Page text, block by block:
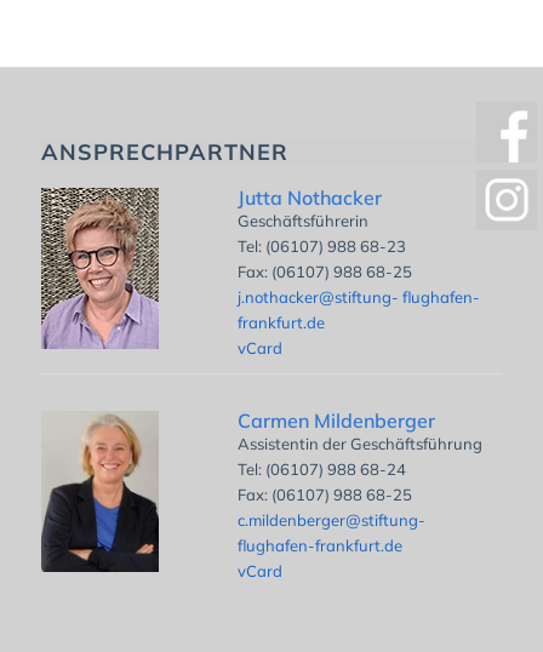
ANSPRECHPARTNER
Jutta Nothacker
Geschäftsführerin
Tel: (06107) 988 68-23
Fax: (06107) 988 68-25
j.nothacker@stiftung- flughafen-
frankfurt.de
vCard
Carmen Mildenberger
Assistentin der Geschäftsführung
Tel: (06107) 988 68-24
Fax: (06107) 988 68-25
c.mildenberger@stiftung-
flughafen-frankfurt.de
vCard